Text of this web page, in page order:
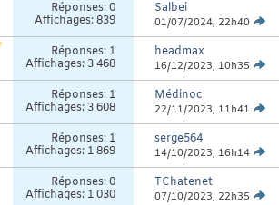
Réponses:0
Affichages: 839
Salbei
01/07/2024, 22h40
Réponses: 1
Affichages: 3 468
headmax
16/12/2023, 10h35
Réponses: 1
Affichages: 3 608
Médinoc
22/11/2023, 11h41
Réponses: 1
Affichages: 1 869
serge564
14/10/2023, 16h14
Réponses:0
Affichages: 1 030
TChatenet
07/10/2023, 22h35